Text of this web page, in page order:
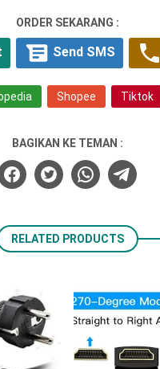
ORDER SEKARANG :
Send SMS
Shopee Tiktok
BAGIKAN KE TEMAN :
RELATED PRODUCTS